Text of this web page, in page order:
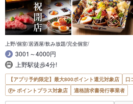
上野/個室/居酒屋/飲み放題/完全個室/
3001～4000円
上野駅徒歩4分!
【アプリ予約限定】最大800ポイント還元対象店
口
ポイントプラス対象店
適格請求書発行事業者